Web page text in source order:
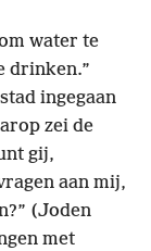
water te
drinken.”
ingegaan
zei de
gij,
aan mij,
(Joden
met